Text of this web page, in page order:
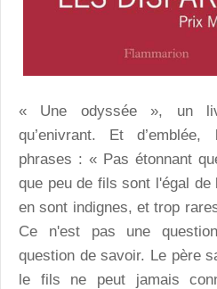
« Une odyssée », un
qu’enivrant. Et
phrases : « Pas étonnant
que peu de fils sont l'égal
en sont indignes, et trop
Ce n'est pas une
question de savoir. Le père
le fils ne peut jamais